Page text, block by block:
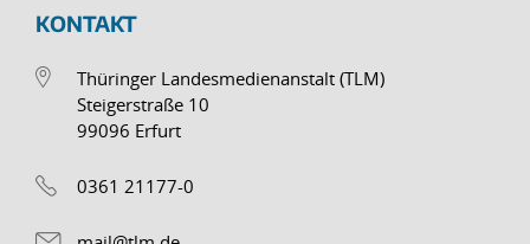
KONTAKT
Thüringer Landesmedienanstalt (TLM)
Steigerstraße 10
99096 Erfurt
0361 21177-0